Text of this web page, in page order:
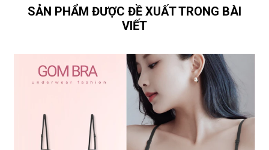
SẢN PHẨM ĐƯỢC ĐỀ XUẤT TRONG BÀI
VIẾT